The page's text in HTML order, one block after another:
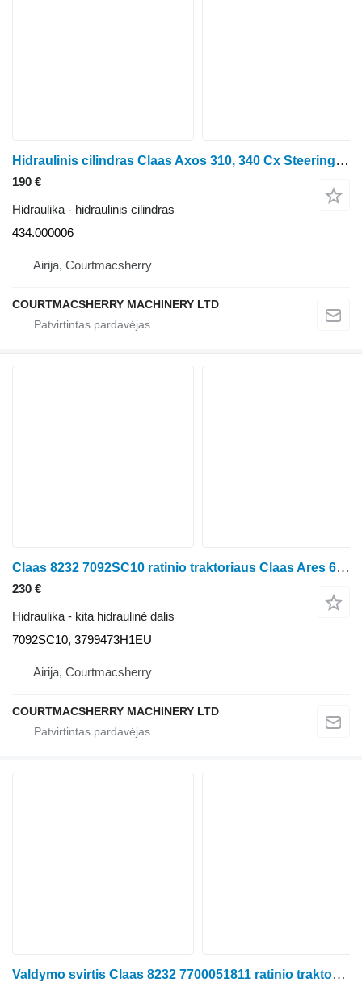
Hidraulinis cilindras Claas Axos 310, 340 Cx Steering Ram Cylinder Car642026, 0011375450,434 434.000006 ratinio traktoriaus
190 €
Hidraulika - hidraulinis cilindras
434.000006
Airija, Courtmacsherry
COURTMACSHERRY MACHINERY LTD
Claas 8232 7092SC10 ratinio traktoriaus Claas Ares 656RC
230 €
Hidraulika - kita hidraulinė dalis
7092SC10, 3799473H1EU
Airija, Courtmacsherry
COURTMACSHERRY MACHINERY LTD
Valdymo svirtis Claas 8232 7700051811 ratinio traktoriaus Claas Ares 656RC